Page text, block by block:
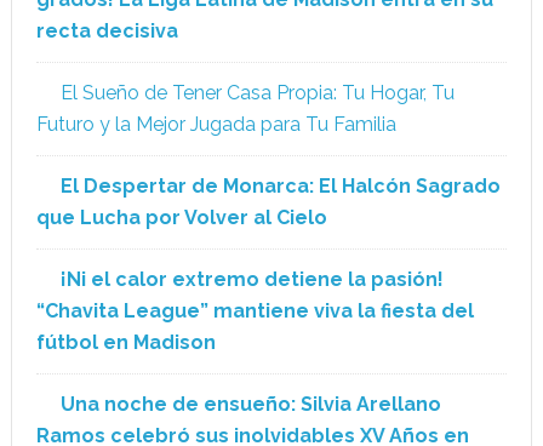
recta decisiva
El Sueño de Tener Casa Propia: Tu Hogar, Tu
Futuro y la Mejor Jugada para Tu Familia
El Despertar de Monarca: El Halcón Sagrado
que Lucha por Volver al Cielo
¡Ni el calor extremo detiene la pasión!
“Chavita League” mantiene viva la fiesta del
fútbol en Madison
Una noche de ensueño: Silvia Arellano
Ramos celebró sus inolvidables XV Años en